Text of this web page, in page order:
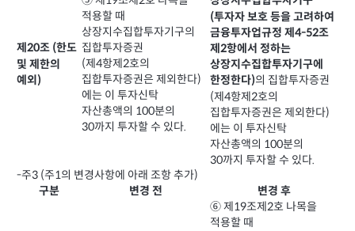
제20조 (한도
및 제한의
예외)
적용할 때
상장지수집합투자기구의
집합투자증권
(제4항제2호의
집합투자증권은 제외한다)
에는 이 투자신탁
자산총액의 100분의
30까지 투자할 수 있다.
(투자자 보호 등을 고려하여
금융투자업규정 제4-52조
제2항에서 정하는
상장지수집합투자기구에
한정한다)의 집합투자증권
(제4항제2호의
집합투자증권은 제외한다)
에는 이 투자신탁
자산총액의 100분의
30까지 투자할 수 있다.
-주3 (주1의 변경사항에 아래 조항 추가)
구분
변경 전 변경 후
⑥ 제19조제2호 나목을
적용할 때